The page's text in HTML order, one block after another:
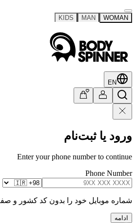
WOMAN
MAN
KIDS
EN
ورود یا ثبت‌نام
Enter your phone number to continue
Phone Number
شماره موبایل خود را بدون کد کشور و
ادامه